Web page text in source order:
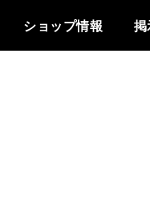
ショップ情報